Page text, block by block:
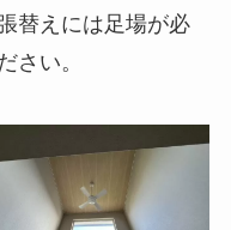
替えには足場が必
さい。